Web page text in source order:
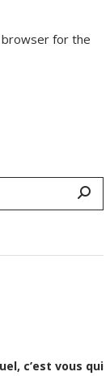
browser for the
c’est vous qui